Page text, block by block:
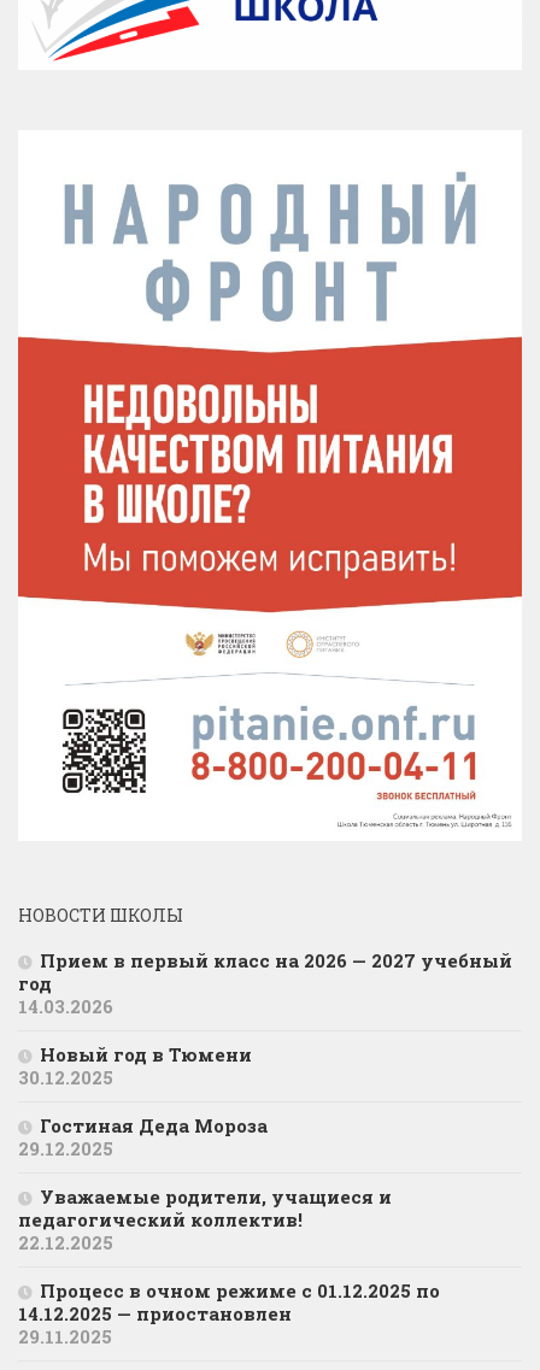
НОВОСТИ ШКОЛЫ
Прием в первый класс на 2026 — 2027 учебный
год
14.03.2026
Новый год в Тюмени
30.12.2025
Гостиная Деда Мороза
29.12.2025
Уважаемые родители, учащиеся и
педагогический коллектив!
22.12.2025
Процесс в очном режиме с 01.12.2025 по
14.12.2025 — приостановлен
29.11.2025